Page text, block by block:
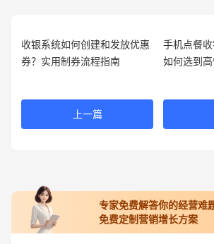
收银系统如何创建和发放优惠
券？实用制券流程指南
上一篇
手机点餐收
如何选到高
专家免费解答你的经营难
免费定制营销增长方案